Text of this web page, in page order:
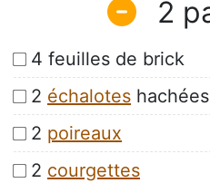
2
4 feuilles de brick
2 échalotes hachées
2 poireaux
2 courgettes